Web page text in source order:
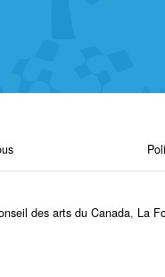
des arts du Canada, La